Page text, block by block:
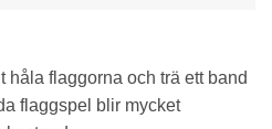
håla flaggorna och trä ett band
flaggspel blir mycket